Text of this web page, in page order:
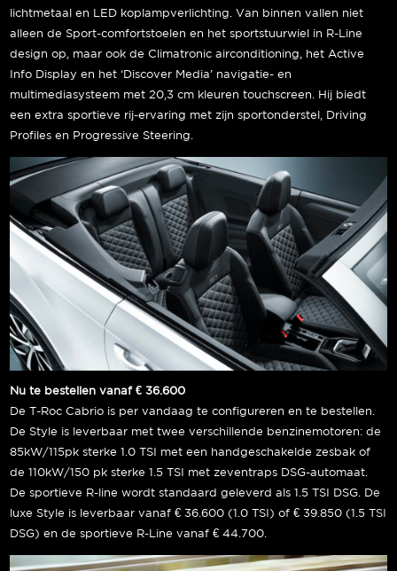
lichtmetaal en LED koplampverlichting. Van binnen vallen niet
alleen de Sport-comfortstoelen en het sportstuurwiel in R-Line
design op, maar ook de Climatronic airconditioning, het Active
Info Display en het ‘Discover Media’ navigatie- en
multimediasysteem met 20,3 cm kleuren touchscreen. Hij biedt
een extra sportieve rij-ervaring met zijn sportonderstel, Driving
Profiles en Progressive Steering.
Nu te bestellen vanaf € 36.600
De T-Roc Cabrio is per vandaag te configureren en te bestellen.
De Style is leverbaar met twee verschillende benzinemotoren: de
85kW/115pk sterke 1.0 TSI met een handgeschakelde zesbak of
de 110kW/150 pk sterke 1.5 TSI met zeventraps DSG-automaat.
De sportieve R-line wordt standaard geleverd als 1.5 TSI DSG. De
luxe Style is leverbaar vanaf € 36.600 (1.0 TSI) of € 39.850 (1.5 TSI
DSG) en de sportieve R-Line vanaf € 44.700.